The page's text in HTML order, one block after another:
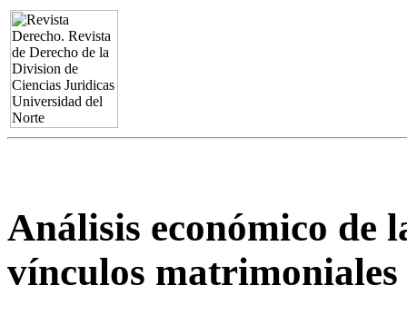
Análisis económico de
vínculos